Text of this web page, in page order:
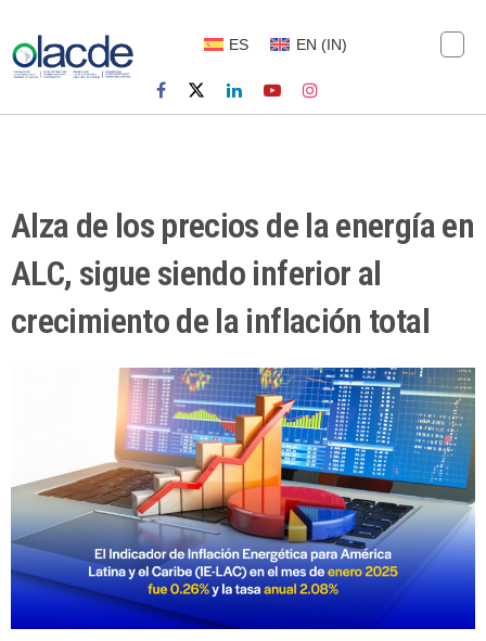
ES EN (IN)
Alza de los precios de la energía en
ALC, sigue siendo inferior al
crecimiento de la inflación total